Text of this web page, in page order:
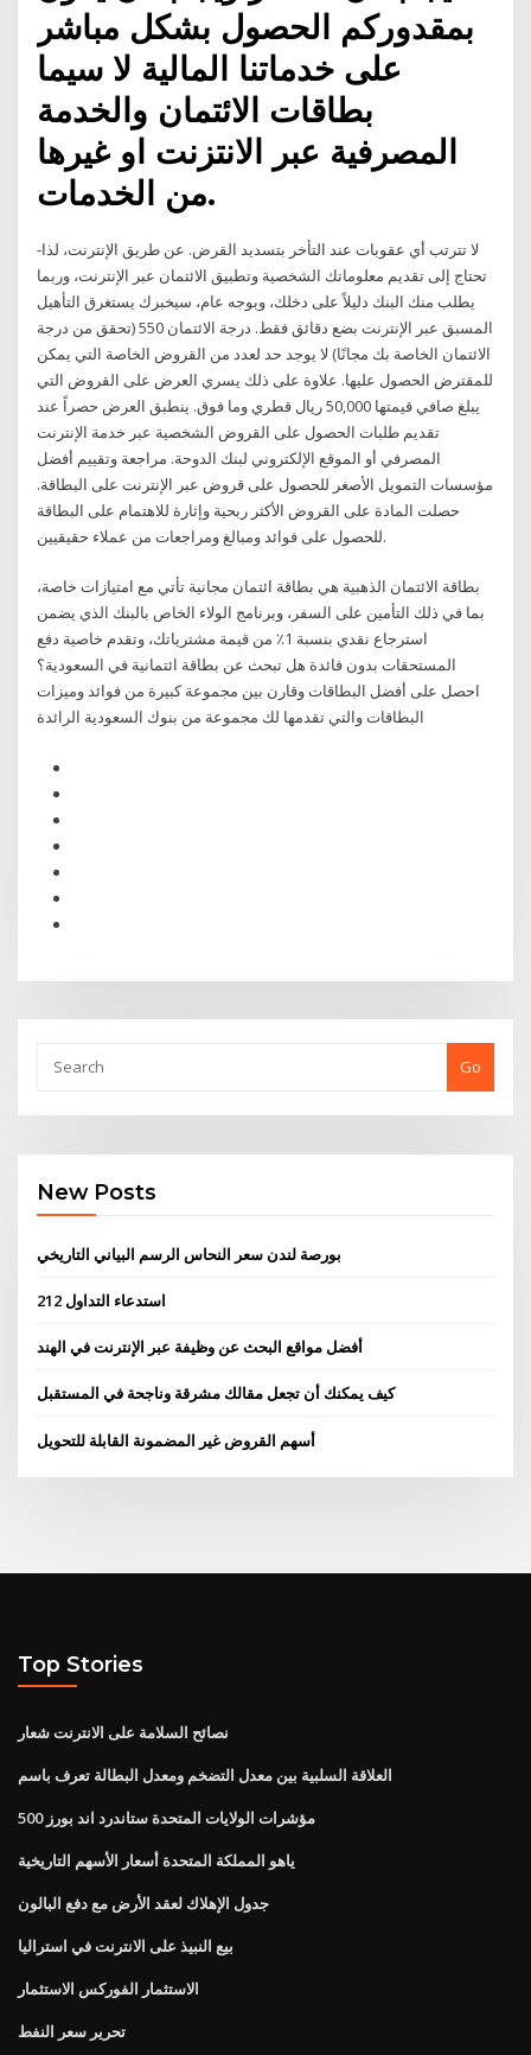
بمقدوركم الحصول بشكل مباشر
على خدماتنا المالية لا سيما
بطاقات الائتمان والخدمة
المصرفية عبر الانتزنت او غيرها
من الخدمات.
-لا تترتب أي عقوبات عند التأخر بتسديد القرض. عن طريق الإنترنت، لذا
تحتاج إلى تقديم معلوماتك الشخصية وتطبيق الائتمان عبر الإنترنت، وربما
يطلب منك البنك دليلاً على دخلك، وبوجه عام، سيخبرك يستغرق التأهيل
المسبق عبر الإنترنت بضع دقائق فقط. درجة الائتمان 550 (تحقق من درجة
الائتمان الخاصة بك مجانًا) لا يوجد حد لعدد من القروض الخاصة التي يمكن
للمقترض الحصول عليها. علاوة على ذلك يسري العرض على القروض التي
يبلغ صافي قيمتها 50,000 ريال قطري وما فوق. ينطبق العرض حصراً عند
تقديم طلبات الحصول على القروض الشخصية عبر خدمة الإنترنت
المصرفي أو الموقع الإلكتروني لبنك الدوحة. مراجعة وتقييم أفضل
مؤسسات التمويل الأصغر للحصول على قروض عبر الإنترنت على البطاقة.
حصلت المادة على القروض الأكثر ربحية وإثارة للاهتمام على البطاقة
للحصول على فوائد ومبالغ ومراجعات من عملاء حقيقيين.
بطاقة الائتمان الذهبية هي بطاقة ائتمان مجانية تأتي مع امتيازات خاصة،
بما في ذلك التأمين على السفر، وبرنامج الولاء الخاص بالبنك الذي يضمن
استرجاع نقدي بنسبة 1٪ من قيمة مشترياتك، وتقدم خاصية دفع
المستحقات بدون فائدة هل تبحث عن بطاقة ائتمانية في السعودية؟
احصل على أفضل البطاقات وقارن بين مجموعة كبيرة من فوائد وميزات
البطاقات والتي تقدمها لك مجموعة من بنوك السعودية الرائدة
Go
New Posts
بورصة لندن سعر النحاس الرسم البياني التاريخي
استدعاء التداول 212
أفضل مواقع البحث عن وظيفة عبر الإنترنت في الهند
كيف يمكنك أن تجعل مقالك مشرقة وناجحة في المستقبل
أسهم القروض غير المضمونة القابلة للتحويل
Top Stories
نصائح السلامة على الانترنت شعار
العلاقة السلبية بين معدل التضخم ومعدل البطالة تعرف باسم
مؤشرات الولايات المتحدة ستاندرد اند بورز 500
ياهو المملكة المتحدة أسعار الأسهم التاريخية
جدول الإهلاك لعقد الأرض مع دفع البالون
بيع النبيذ على الانترنت في استراليا
الاستثمار الفوركس الاستثمار
تحرير سعر النفط